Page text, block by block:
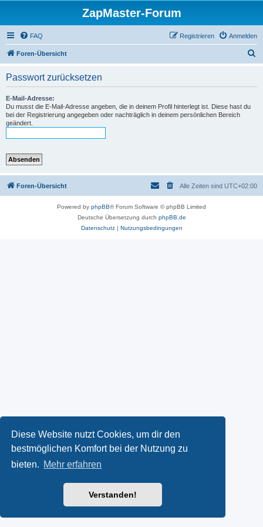
Diese Website nutzt Cookies, um dir den
bestmöglichen Komfort bei der Nutzung zu
bieten. Mehr erfahren
Verstanden!
ZapMaster-Forum
FAQ Anmelden
Registrieren
Foren-Übersicht
Passwort zurücksetzen
E-Mail-Adresse:
Du musst die E-Mail-Adresse angeben, die in deinem Profil hinterlegt ist. Diese hast du
bei der Registrierung angegeben oder nachträglich in deinem persönlichen Bereich
geändert.
Foren-Übersicht Alle Zeiten sind UTC+02:00
Powered by phpBB® Forum Software © phpBB Limited
Deutsche Übersetzung durch phpBB.de
Datenschutz| Nutzungsbedingungen